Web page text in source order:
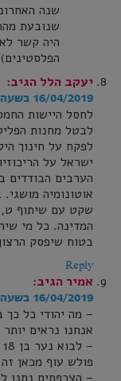
שנה
שנובעת
היה קשר
יעקב הלל הגיב:
16/04/2019 בשעה 08:59
לחסל היישות
לבטל מחנות
לפקח על חינוך
ישראל על
הערבים הבודדים
אוטונומיה
שקט עם שיתוף ט,
המדינה. כל מי
בטוח שיפסק
Reply
אמיר הגיב:
16/04/2019 בשעה 16:20
– מה יהודי כל כך
אנחנו נראים יותר
פולש עוף מכאן
– הצרפתים נתנו